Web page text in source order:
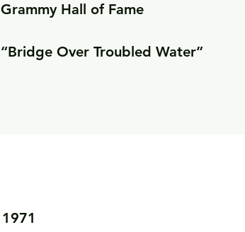
Grammy Hall of Fame
“Bridge Over Troubled Water”
1971